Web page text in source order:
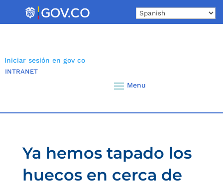
Iniciar sesión en gov co
INTRANET
Ya hemos tapado los
huecos en cerca de